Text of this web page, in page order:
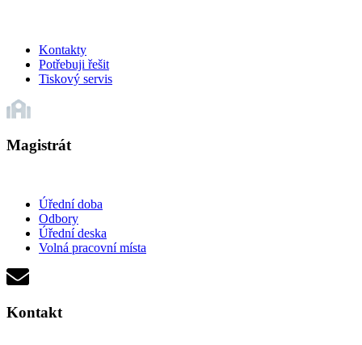
Kontakty
Potřebuji řešit
Tiskový servis
Magistrát
Úřední doba
Odbory
Úřední deska
Volná pracovní místa
Kontakt